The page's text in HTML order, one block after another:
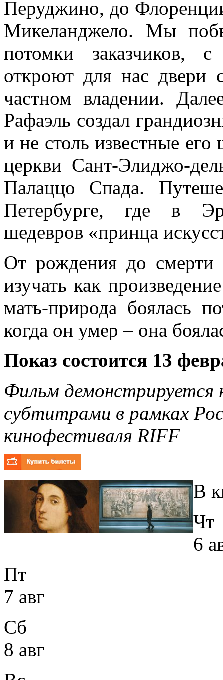
Перуджино, до
Микеланджело. Мы
потомки заказчиков,
откроют для нас двери
частном владении.
Рафаэль создал
и не столь известные
церкви Сант-Элиджо-
Палаццо Спада.
Петербурге, где в
шедевров «принца
От рождения до
изучать как
мать-природа боялась
когда он умер – она
Показ состоится 13
Фильм демонстрируется
субтитрами в рамках
кинофестиваля RIFF
В
Чт
6
Пт
7 авг
Сб
8 авг